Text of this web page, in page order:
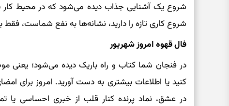
شروع یک آشنایی جذاب دیده می‌شود که در محیط
شروع کاری تازه را دارید، نشانه‌ها به نفع شماست، فقط
فال قهوه امروز شهریور
در فنجان شما کتاب و راه باریک دیده می‌شود؛ یعنی
کنید یا اطلاعات بیشتری به دست آورید. امروز برای
در عشق، نماد پرنده کنار قلب از خبری احساسی یا